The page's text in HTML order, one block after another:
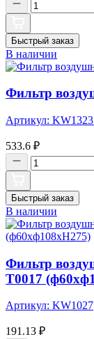
Быстрый заказ
В наличии
Фильтр
Артикул:
533.6 ₽
Быстрый заказ
В наличии
Фильтр
T0017
Артикул: KW1027
191.13 ₽